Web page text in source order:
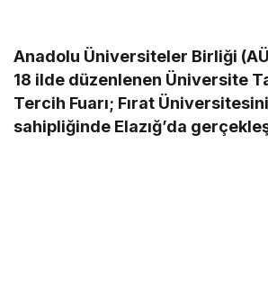
Anadolu Üniversiteler Birliği
18 ilde düzenlenen Üniversite
Tercih Fuarı; Fırat
sahipliğinde Elazığ’da